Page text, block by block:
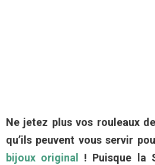
Ne jetez plus vos rouleaux
qu’ils peuvent vous servir
bijoux original
! Puisque la